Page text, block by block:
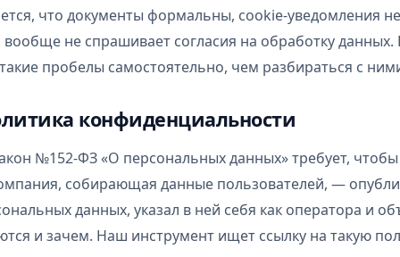
что документы формальны, cookie-уведомления
вообще не спрашивает согласия на обработку данных.
пробелы самостоятельно, чем разбираться с
конфиденциальности
№152-ФЗ «О персональных данных» требует,
собирающая данные пользователей, —
данных, указал в ней себя как оператора и
и зачем. Наш инструмент ищет ссылку на такую